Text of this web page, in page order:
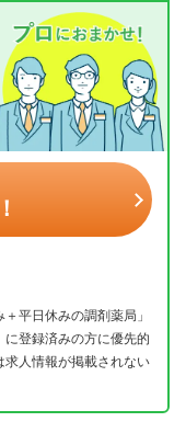
平日休みの調剤薬局」
登録済みの方に優先的
求人情報が掲載されない